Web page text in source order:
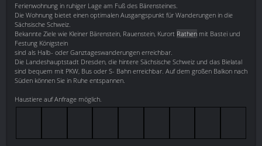
Ferienwohnung in ruhiger Lage am Fuß des Bärensteines.
Die Wohnung bietet einen optimalen Ausgangspunkt für Wanderungen in die
Sächsische Schweiz.
Bekannte Ziele wie Kleiner Bärenstein, Rauenstein, Kurort Rathen mit Bastei und
Festung Königstein
sind als Halb- oder Ganztageswanderungen erreichbar.
Die Landeshauptstadt Dresden, die hintere Sächsische Schweiz und das Bielatal
sind bequem mit PKW, Bus oder S- Bahn erreichbar. Auf dem großen Balkon nach
Süden können Sie in Ruhe entspannen.
Haustiere auf Anfrage möglich.